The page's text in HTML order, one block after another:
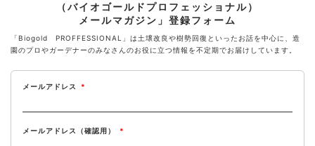
通路横、植栽はないが草が生えてい
たところを開墾し、ボーダーへ造成
堆肥とともに大地肥を撒いて花壇造
成の準備。
（バイオゴールドプロフェッショナル）
メールマガジン」登録フォーム
「Biogold PROFFESSIONAL」は土壌改良や樹勢回復といったお話を中心に、造
園のプロやガーデナーのみなさんのお役に立つ情報を不定期でお届けしています。
メールアドレス *
メールアドレス（確認用） *